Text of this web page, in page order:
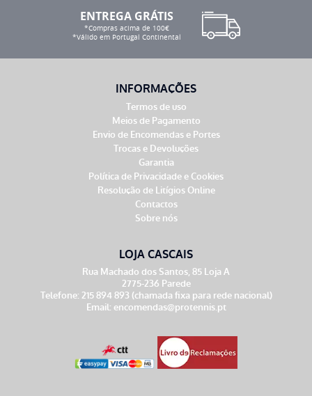
ENTREGA GRÁTIS
*Compras acima de 100€
*Válido em Portugal Continental
INFORMAÇÕES
Termos de uso
Meios de Pagamento
Envio de Encomendas e Portes
Trocas e Devoluções
Garantia
Política de Privacidade e Cookies
Resolução de Litígios Online
Contactos
Sobre nós
LOJA CASCAIS
Rua Machado dos Santos, 85 Loja A
2775-236 Parede
Telefone: 215 894 893 (chamada fixa para rede nacional)
Email: encomendas@protennis.pt